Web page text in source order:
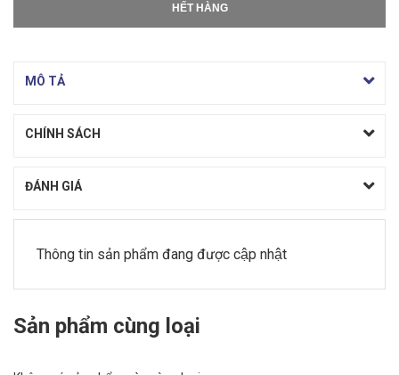
HẾT HÀNG
MÔ TẢ
CHÍNH SÁCH
ĐÁNH GIÁ
Thông tin sản phẩm đang được cập nhật
Sản phẩm cùng loại